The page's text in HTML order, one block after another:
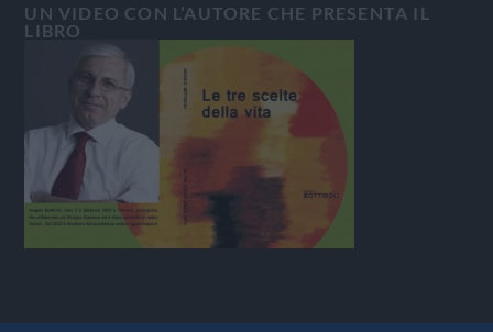
UN VIDEO CON L’AUTORE CHE PRESENTA IL
LIBRO